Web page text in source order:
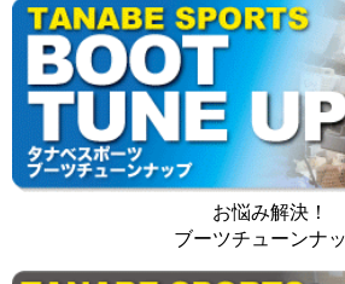
お悩み解決！
ブーツチューンナ